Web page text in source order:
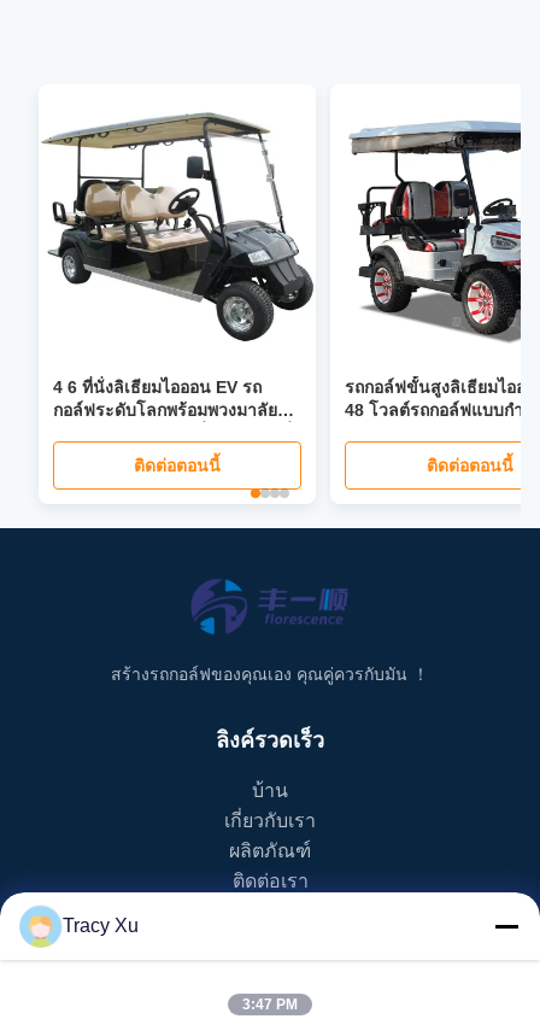
4 6 ที่นั่งลิเธียมไอออน EV รถ
กอล์ฟระดับโลกพร้อมพวงมาลัย
พับได้หน้าจอ LCD ไฟหน้า LED
ติดต่อตอนนี้
รถกอล์ฟขั้นสูงลิเธียมไอออ
48 โวลต์รถกอล์ฟแบบกำห
ติดต่อตอนนี้
สร้างรถกอล์ฟของคุณเอง คุณคู่ควรกับมัน ！
ลิงค์รวดเร็ว
บ้าน
เกี่ยวกับเรา
ผลิตภัณฑ์
ติดต่อเรา
รถกอล์ฟ EV
Tracy Xu
3:47 PM